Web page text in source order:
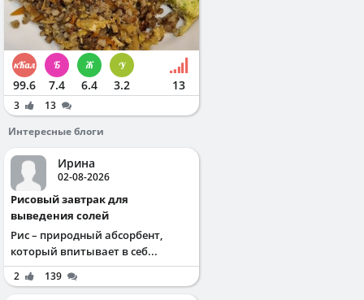
99.6 7.4 6.4 3.2 13
3
13
Интересные блоги
Ирина
02-08-2026
Рисовый завтрак для
выведения солей
Рис – природный абсорбент,
который впитывает в себ...
2 139